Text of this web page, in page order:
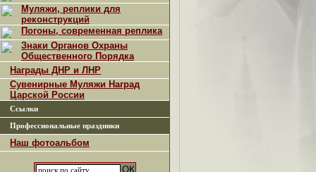
Муляжи, реплики для
реконструкций
Погоны, современная реплика
Знаки Органов Охраны
Общественного Порядка
Награды ДНР и ЛНР
Сувенирные Муляжи Наград
Царской России
Ссылки
Профессиональные праздники
Наш фотоальбом